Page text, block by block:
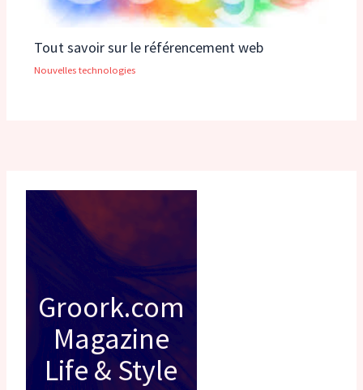
Tout savoir sur le référencement web
Nouvelles technologies
Groork.com
Magazine
Life & Style